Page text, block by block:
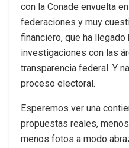
con la Conade envuelta
federaciones y muy
financiero, que ha llegado
investigaciones con las
transparencia federal. Y
proceso electoral.
Esperemos ver una
propuestas reales,
menos fotos a modo